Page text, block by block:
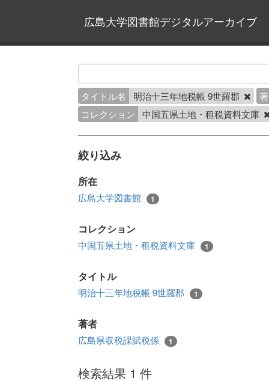
広島大学図書館デジタルアーカイブ
タイトル名 明治十三年地税帳 9世羅郡
コレクション
中国五県土地・租税資料文庫
絞り込み
所在
広島大学図書館 1
コレクション
中国五県土地・租税資料文庫 1
タイトル
明治十三年地税帳 9世羅郡 1
著者
広島県収税課賦税係 1
検索結果 1 件